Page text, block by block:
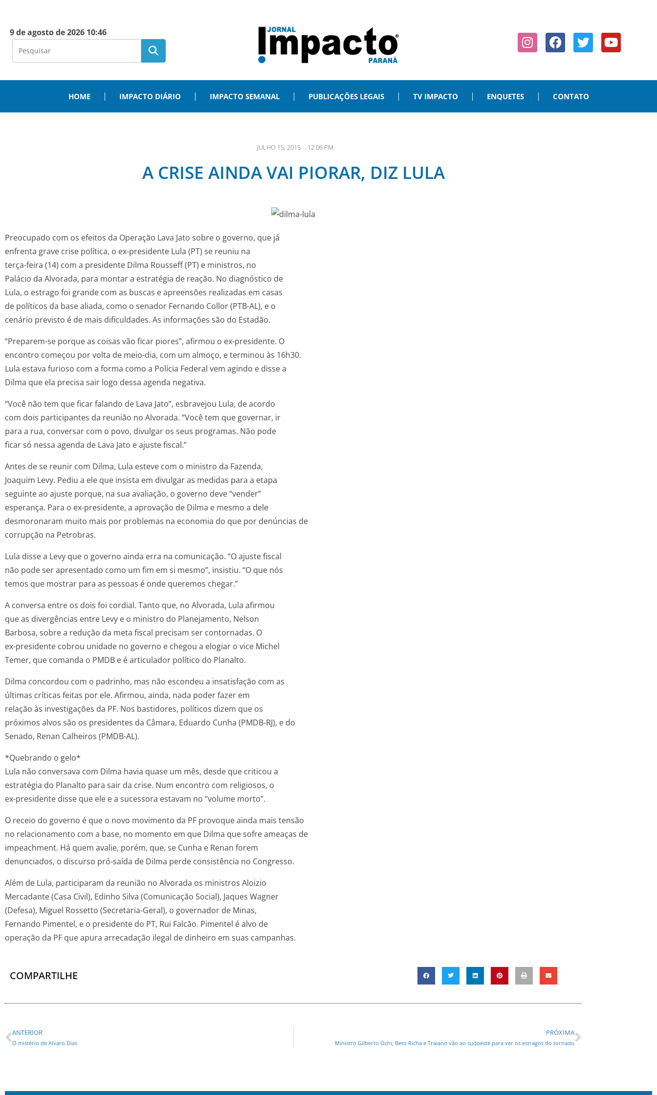
9 de agosto de 2026 10:46
HOME IMPACTO DIÁRIO IMPACTO SEMANAL PUBLICAÇÕES LEGAIS TV IMPACTO ENQUETES CONTATO
JULHO 15, 2015 , 12:06 PM
A CRISE AINDA VAI PIORAR, DIZ LULA
Preocupado com os efeitos da Operação Lava Jato sobre o governo, que já
enfrenta grave crise política, o ex-presidente Lula (PT) se reuniu na
terça-feira (14) com a presidente Dilma Rousseff (PT) e ministros, no
Palácio da Alvorada, para montar a estratégia de reação. No diagnóstico de
Lula, o estrago foi grande com as buscas e apreensões realizadas em casas
de políticos da base aliada, como o senador Fernando Collor (PTB-AL), e o
cenário previsto é de mais dificuldades. As informações são do Estadão.
“Preparem-se porque as coisas vão ficar piores”, afirmou o ex-presidente. O
encontro começou por volta de meio-dia, com um almoço, e terminou às 16h30.
Lula estava furioso com a forma como a Polícia Federal vem agindo e disse a
Dilma que ela precisa sair logo dessa agenda negativa.
“Você não tem que ficar falando de Lava Jato”, esbravejou Lula, de acordo
com dois participantes da reunião no Alvorada. “Você tem que governar, ir
para a rua, conversar com o povo, divulgar os seus programas. Não pode
ficar só nessa agenda de Lava Jato e ajuste fiscal.”
Antes de se reunir com Dilma, Lula esteve com o ministro da Fazenda,
Joaquim Levy. Pediu a ele que insista em divulgar as medidas para a etapa
seguinte ao ajuste porque, na sua avaliação, o governo deve “vender”
esperança. Para o ex-presidente, a aprovação de Dilma e mesmo a dele
desmoronaram muito mais por problemas na economia do que por denúncias de
corrupção na Petrobras.
Lula disse a Levy que o governo ainda erra na comunicação. “O ajuste fiscal
não pode ser apresentado como um fim em si mesmo”, insistiu. “O que nós
temos que mostrar para as pessoas é onde queremos chegar.”
A conversa entre os dois foi cordial. Tanto que, no Alvorada, Lula afirmou
que as divergências entre Levy e o ministro do Planejamento, Nelson
Barbosa, sobre a redução da meta fiscal precisam ser contornadas. O
ex-presidente cobrou unidade no governo e chegou a elogiar o vice Michel
Temer, que comanda o PMDB e é articulador político do Planalto.
Dilma concordou com o padrinho, mas não escondeu a insatisfação com as
últimas críticas feitas por ele. Afirmou, ainda, nada poder fazer em
relação às investigações da PF. Nos bastidores, políticos dizem que os
próximos alvos são os presidentes da Câmara, Eduardo Cunha (PMDB-RJ), e do
Senado, Renan Calheiros (PMDB-AL).
*Quebrando o gelo*
Lula não conversava com Dilma havia quase um mês, desde que criticou a
estratégia do Planalto para sair da crise. Num encontro com religiosos, o
ex-presidente disse que ele e a sucessora estavam no “volume morto”.
O receio do governo é que o novo movimento da PF provoque ainda mais tensão
no relacionamento com a base, no momento em que Dilma que sofre ameaças de
impeachment. Há quem avalie, porém, que, se Cunha e Renan forem
denunciados, o discurso pró-saída de Dilma perde consistência no Congresso.
Além de Lula, participaram da reunião no Alvorada os ministros Aloizio
Mercadante (Casa Civil), Edinho Silva (Comunicação Social), Jaques Wagner
(Defesa), Miguel Rossetto (Secretaria-Geral), o governador de Minas,
Fernando Pimentel, e o presidente do PT, Rui Falcão. Pimentel é alvo de
operação da PF que apura arrecadação ilegal de dinheiro em suas campanhas.
COMPARTILHE
ANTERIOR
O mistério de Alvaro Dias
PRÓXIMA
Ministro Gilberto Ochi, Beto Richa e Traiano vão ao sudoeste para ver os estragos do tornado